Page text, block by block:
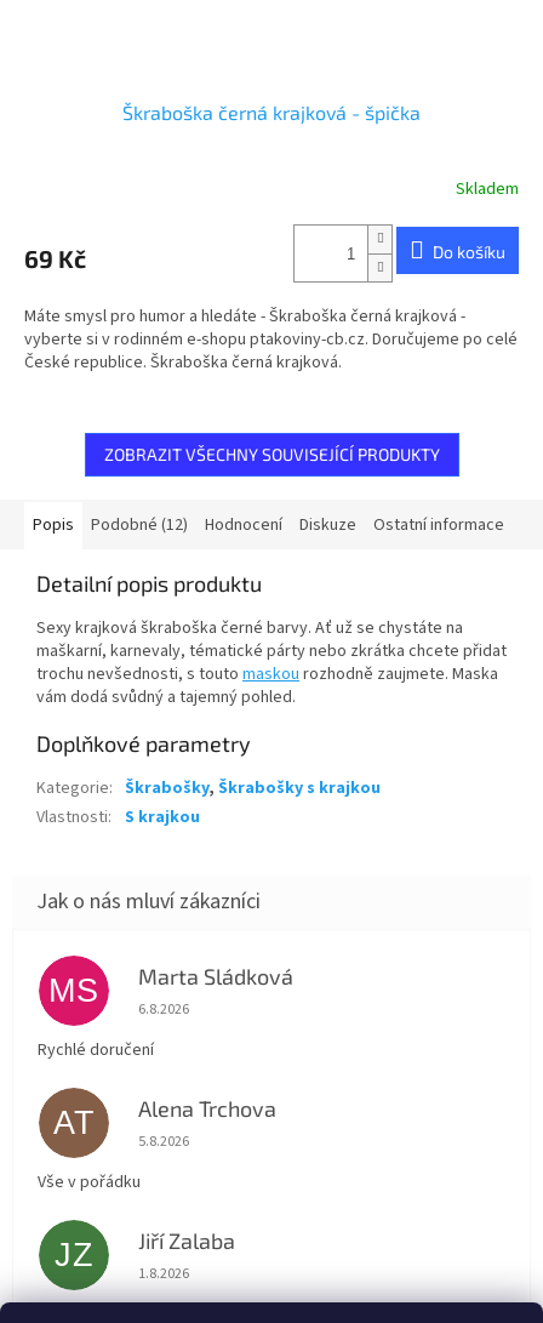
Škraboška černá krajková - špička
je
z
5
hvězdiček.
Skladem
69 Kč Do košíku
Máte smysl pro humor a hledáte - Škraboška černá krajková -
vyberte si v rodinném e-shopu ptakoviny-cb.cz. Doručujeme po celé
České republice. Škraboška černá krajková.
ZOBRAZIT VŠECHNY SOUVISEJÍCÍ PRODUKTY
Popis Podobné (12) Hodnocení Diskuze Ostatní informace
Detailní popis produktu
Sexy krajková škraboška černé barvy. Ať už se chystáte na
maškarní, karnevaly, tématické párty nebo zkrátka chcete přidat
trochu nevšednosti, s touto maskourozhodně zaujmete. Maska
vám dodá svůdný a tajemný pohled.
Doplňkové parametry
Kategorie: Škrabošky, Škrabošky s krajkou
Vlastnosti: S krajkou
MS Marta Sládková
Hodnocení obchodu je 5 z 5 hvězdiček.
6.8.2026
Rychlé doručení
AT Alena Trchova
Hodnocení obchodu je 5 z 5 hvězdiček.
5.8.2026
Vše v pořádku
JZ Jiří Zalaba
Hodnocení obchodu je 5 z 5 hvězdiček.
1.8.2026